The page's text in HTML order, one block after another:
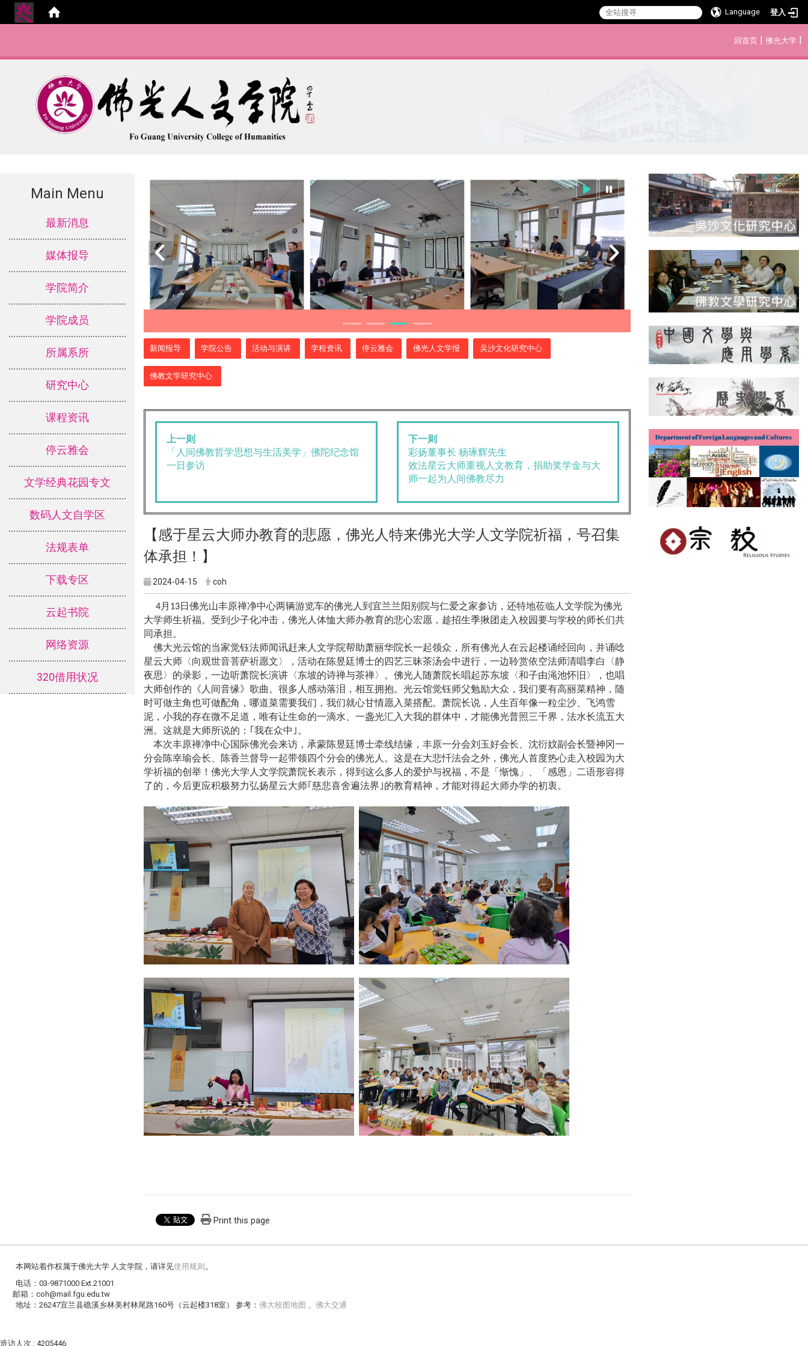
Language 登入
回首页 | 佛光大学 |
Main Menu
最新消息
媒体报导
学院简介
学院成员
所属系所
研究中心
课程资讯
停云雅会
文学经典花园专文
数码人文自学区
法规表单
下载专区
云起书院
网络资源
320借用状况
新闻报导 学院公告 活动与演讲 学程资讯 停云雅会 佛光人文学报 吴沙文化研究中心
佛教文学研究中心
上一则
「人间佛教哲学思想与生活美学」佛陀纪念馆
一日参访
下一则
彩扬董事长 杨琢辉先生
效法星云大师重视人文教育，捐助奖学金与大
师一起为人间佛教尽力
【感于星云大师办教育的悲愿 ， 佛光人特来佛光大学人文学院祈福 ，号召集
体承担 ！ 】
2024-04-15 coh
4月 13日佛光山丰原禅净中心两辆游览车的佛光人到宜兰兰阳别院与仁爱之家参访 ，还特地莅临人文学院为佛光
大学师生祈福。受到少子化冲击，佛光人体恤大师办教育的悲心宏愿，趁招生季揪团走入校园要与学校的师长们共
同承担。
佛大光云馆的当家觉钰法师闻讯赶来人文学院帮助萧丽华院长一起领众，所有佛光人在云起楼诵经回向，并诵唸
星云大师〈向观世音菩萨祈愿文〉，活动在陈昱廷博士的四艺三昧茶汤会中进行，一边聆赏依空法师清唱李白〈静
夜思〉的录影，一边听萧院长演讲〈东坡的诗禅与茶禅〉。佛光人随萧院长唱起苏东坡〈和子由渑池怀旧〉，也唱
大师创作的《人间音缘》歌曲。很多人感动落泪，相互拥抱。光云馆觉钰师父勉励大众，我们要有高丽菜精神，随
时可做主角也可做配角，哪道菜需要我们，我们就心甘情愿入菜搭配。萧院长说，人生百年像一粒尘沙、飞鸿雪
泥，小我的存在微不足道，唯有让生命的一滴水、一盏光汇入大我的群体中，才能佛光普照三千界，法水长流五大
洲。这就是大师所说的：｢我在众中｣。
本次丰原禅净中心国际佛光会来访，承蒙陈昱廷博士牵线结缘， 丰原一分会刘玉好会长
沈衍妏副会长暨神冈一
分会陈幸瑜会长 、陈香兰督导一起带领四个分会的佛光人。这是在大悲忏法会之外，佛光人首度热心走入校园为大
学祈福的创举！佛光大学人文学院萧院长表示，得到这么多人的爱护与祝福，不是「惭愧」、「感恩」二语形容得
了的，今后更应积极努力弘扬星云大师｢慈悲喜舍遍法界｣的教育精神，才能对得起大师办学的初衷。
Print this page
本网站着作权属于佛光大学 人文学院，请详见使用规则 。
电话：03-9871000 Ext.21001
邮箱：coh@mail.fgu.edu.tw
地址：26247宜兰县礁溪乡林美村林尾路160号（云起楼318室） 参考： 佛大校图地图 佛大交通
造访人次 : 4205446